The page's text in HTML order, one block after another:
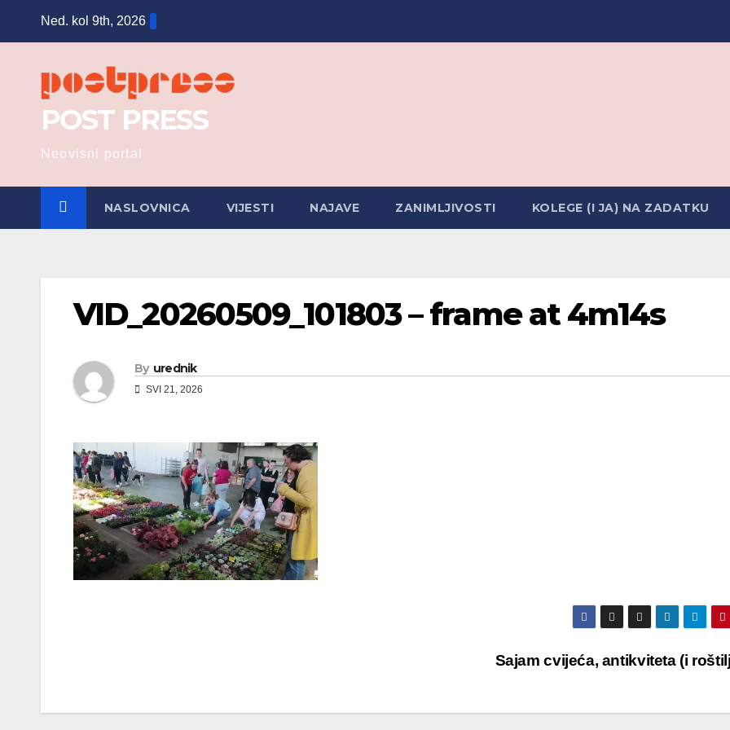
Ned. kol 9th, 2026
POST PRESS
Neovisni portal
NASLOVNICA VIJESTI NAJAVE ZANIMLJIVOSTI KOLEGE (I JA) NA ZADATKU
VID_20260509_101803 – frame at 4m14s
By urednik
SVI 21, 2026
Sajam cvijeća, antikviteta (i